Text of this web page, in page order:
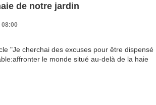
de notre jardin
08:00